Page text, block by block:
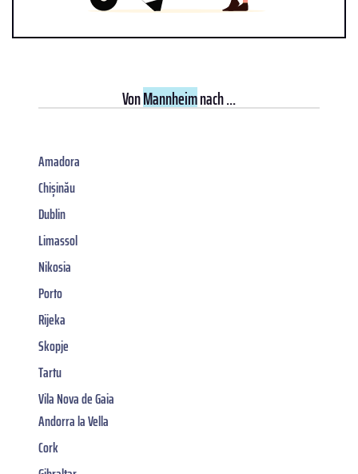
VonMannheimnach ...
Amadora
Chișinău
Dublin
Limassol
Nikosia
Porto
Rijeka
Skopje
Tartu
Vila Nova de Gaia
Andorra la Vella
Cork